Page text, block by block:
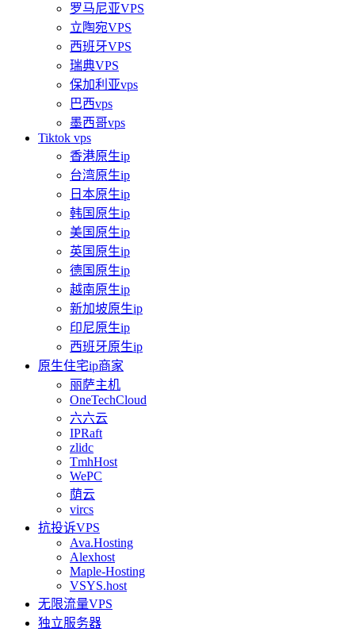
罗马尼亚VPS
立陶宛VPS
西班牙VPS
瑞典VPS
保加利亚vps
巴西vps
墨西哥vps
Tiktok vps
香港原生ip
台湾原生ip
日本原生ip
韩国原生ip
美国原生ip
英国原生ip
德国原生ip
越南原生ip
新加坡原生ip
印尼原生ip
西班牙原生ip
原生住宅ip商家
丽萨主机
OneTechCloud
六六云
IPRaft
zlidc
TmhHost
WePC
荫云
vircs
抗投诉VPS
Ava.Hosting
Alexhost
Maple-Hosting
VSYS.host
无限流量VPS
独立服务器